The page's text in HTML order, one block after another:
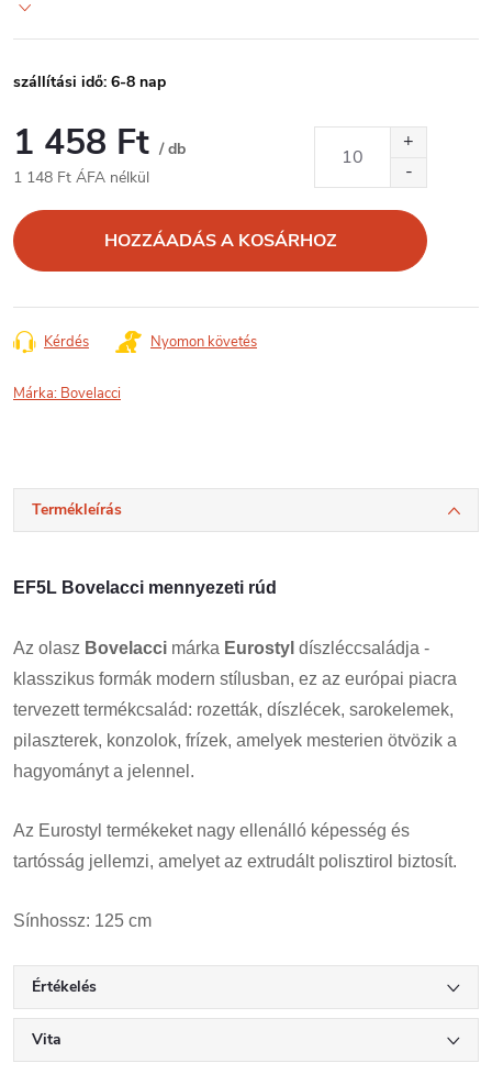
szállítási idő: 6-8 nap
1 458 Ft / db
1 148 Ft ÁFA nélkül
HOZZÁADÁS A KOSÁRHOZ
Kérdés Nyomon követés
Márka: Bovelacci
Termékleírás
EF5L Bovelacci mennyezeti rúd
Az olasz Bovelacci márka Eurostyl díszléccsaládja -
klasszikus formák modern stílusban, ez az európai piacra
tervezett termékcsalád: rozetták, díszlécek, sarokelemek,
pilaszterek, konzolok, frízek, amelyek mesterien ötvözik a
hagyományt a jelennel.
Az Eurostyl termékeket nagy ellenálló képesség és
tartósság jellemzi, amelyet az extrudált polisztirol biztosít.
Sínhossz: 125 cm
Értékelés
Vita